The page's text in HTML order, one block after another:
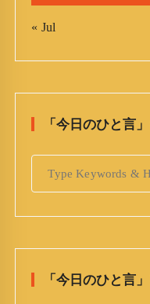
« Jul
「今日のひと言
「今日のひと言